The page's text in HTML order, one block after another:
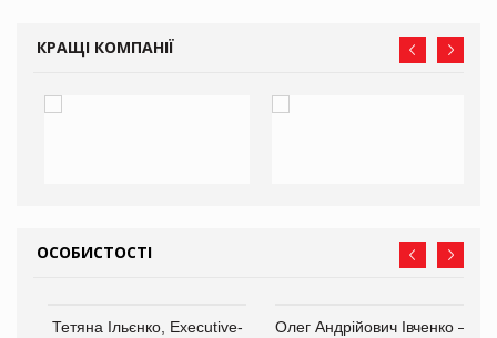
КРАЩІ КОМПАНІЇ
ОСОБИСТОСТІ
Тетяна Ільєнко, Executive-
Олег Андрійович Івченко —